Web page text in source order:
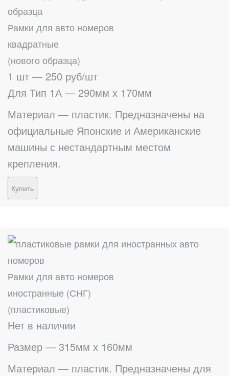
Рамки для авто номеров
квадратные
(нового образца)
1 шт — 250 руб/шт
Для Тип 1А — 290мм х 170мм
Материал — пластик. Предназначены на
официальные Японские и Американские
машины с нестандартным местом
крепления.
Купить
Рамки для авто номеров
иностранные (СНГ)
(пластиковые)
Нет в наличии
Размер — 315мм х 160мм
Материал — пластик. Предназначены для